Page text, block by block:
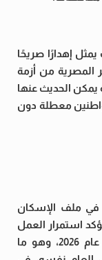
إهدارًا صريحًا
المصرية من أزمة
يمكن الحديث عنها
معطلة دون
في ملف الإسكان
استمرار العمل
على تسليم وحدات إعلان 2014 حتى نهاية عام 2026، وهو ما